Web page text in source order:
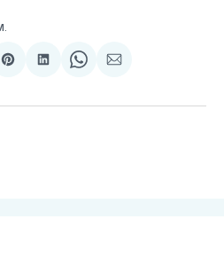
SharepodijeliSharepodijeli